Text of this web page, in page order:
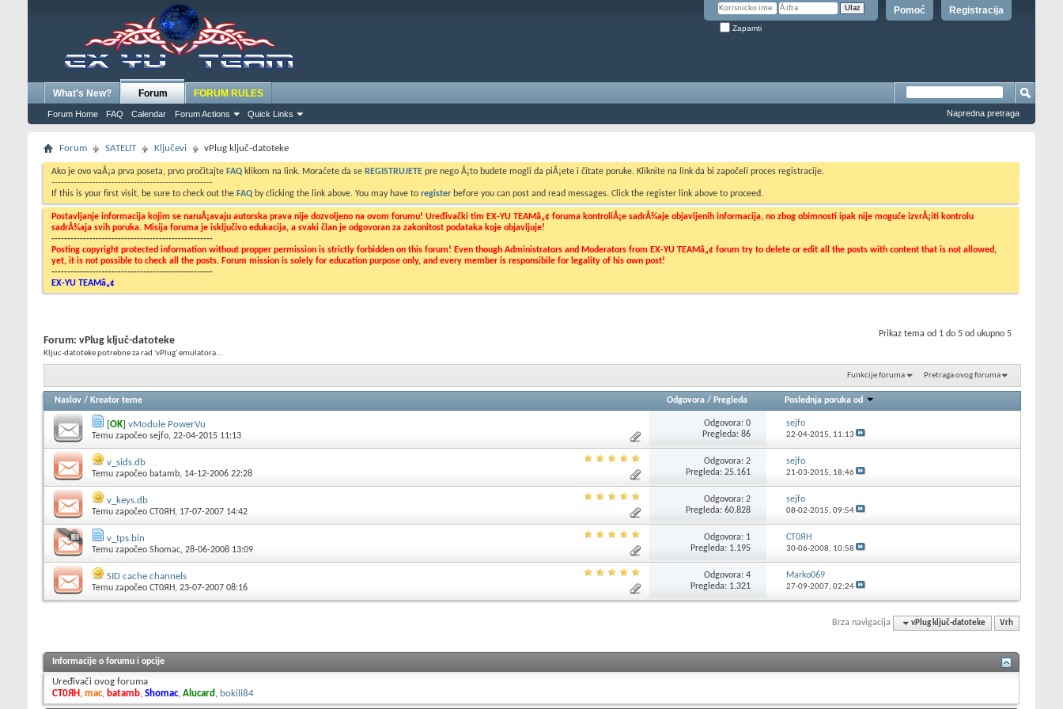
Registracija
Pomoć
Zapamti
What's New? Forum
Forum Home FAQ Calendar Forum Actions Quick Links
FORUM RULES
Napredna pretraga
Forum SATELIT Ključevi vPlug ključ-datoteke
Ako je ovo vaÅ¡a prva poseta, prvo pročitajte FAQ klikom na link. Moraćete da se REGISTRUJETE pre nego Å¡to budete mogli da piÅ¡ete i čitate poruke. Kliknite na link da bi započeli proces registracije.
---------------------------------------------------
If this is your first visit, be sure to check out the FAQ by clicking the link above. You may have to register before you can post and read messages. Click the register link above to proceed.
Postavljanje informacija kojim se naruÅ¡avaju autorska prava nije dozvoljeno na ovom forumu! Uređivački tim EX-YU TEAMâ„¢ foruma kontroliÅ¡e sadrÅ¾aje objavljenih informacija, no zbog obimnosti ipak nije moguće izvrÅ¡iti kontrolu
sadrÅ¾aja svih poruka. Misija foruma je isključivo edukacija, a svaki član je odgovoran za zakonitost podataka koje objavljuje!
---------------------------------------------------
Posting copyright protected information without propper permission is strictly forbidden on this forum! Even though Administrators and Moderators from EX-YU TEAMâ„¢ forum try to delete or edit all the posts with content that is not allowed,
yet, it is not possible to check all the posts. Forum mission is solely for education purpose only, and every member is responsibile for legality of his own post!
---------------------------------------------------
EX-YU TEAMâ„¢
Prikaz tema od 1 do 5 od ukupno 5
Forum: vPlug ključ-datoteke
Kljuc-datoteke potrebne za rad 'vPlug' emulatora...
Funkcije foruma Pretraga ovog foruma
Naslov / Kreator teme Odgovora / Pregleda Poslednja poruka od
[OK] vModule PowerVu
Temu započeo sejfo, 22-04-2015 11:13
Odgovora: 0
Pregleda: 86
sejfo
22-04-2015, 11:13
v_sids.db
Temu započeo batamb, 14-12-2006 22:28
Odgovora: 2
Pregleda: 25.161
sejfo
21-03-2015, 18:46
v_keys.db
Temu započeo CT0ЯH, 17-07-2007 14:42
Odgovora: 2
Pregleda: 60.828
sejfo
08-02-2015, 09:54
v_tps.bin
Temu započeo Shomac, 28-06-2008 13:09
Odgovora: 1
Pregleda: 1.195
CT0ЯH
30-06-2008, 10:58
SID cache channels
Temu započeo CT0ЯH, 23-07-2007 08:16
Odgovora: 4
Pregleda: 1.321
Marko069
27-09-2007, 02:24
Brza navigacija vPlug ključ-datoteke Vrh
Informacije o forumu i opcije
Uređivači ovog foruma
CT0ЯH , mac, batamb, Shomac, Alucard , bokili84